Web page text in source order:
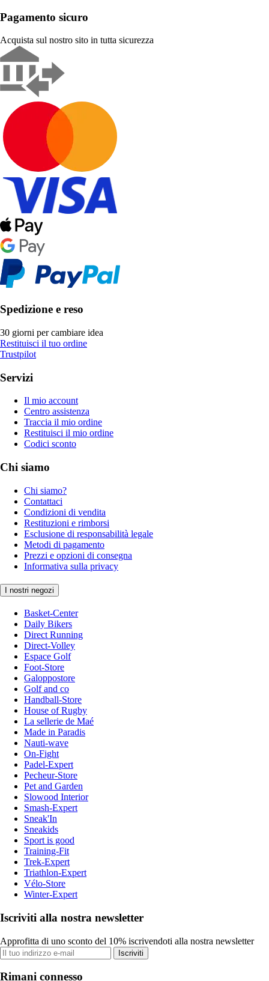
Pagamento sicuro
Acquista sul nostro sito in tutta sicurezza
Spedizione e reso
30 giorni per cambiare idea
Restituisci il tuo ordine
Trustpilot
Servizi
Il mio account
Centro assistenza
Traccia il mio ordine
Restituisci il mio ordine
Codici sconto
Chi siamo
Chi siamo?
Contattaci
Condizioni di vendita
Restituzioni e rimborsi
Esclusione di responsabilità legale
Metodi di pagamento
Prezzi e opzioni di consegna
Informativa sulla privacy
I nostri negozi
Basket-Center
Daily Bikers
Direct Running
Direct-Volley
Espace Golf
Foot-Store
Galoppostore
Golf and co
Handball-Store
House of Rugby
La sellerie de Maé
Made in Paradis
Nauti-wave
On-Fight
Padel-Expert
Pecheur-Store
Pet and Garden
Slowood Interior
Smash-Expert
Sneak'In
Sneakids
Sport is good
Training-Fit
Trek-Expert
Triathlon-Expert
Vélo-Store
Winter-Expert
Iscriviti alla nostra newsletter
Approfitta di uno sconto del 10% iscrivendoti alla nostra newsletter
Iscriviti
Rimani connesso